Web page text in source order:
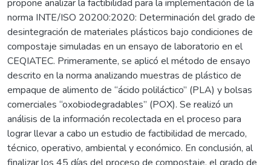
propone analizar la factibilidad para la implementación de la
norma INTE/ISO 20200:2020: Determinación del grado de
desintegración de materiales plásticos bajo condiciones de
compostaje simuladas en un ensayo de laboratorio en el
CEQIATEC. Primeramente, se aplicó el método de ensayo
descrito en la norma analizando muestras de plástico de
empaque de alimento de “ácido poliláctico” (PLA) y bolsas
comerciales “oxobiodegradables” (POX). Se realizó un
análisis de la información recolectada en el proceso para
lograr llevar a cabo un estudio de factibilidad de mercado,
técnico, operativo, ambiental y económico. En conclusión, al